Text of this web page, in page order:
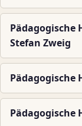
Pädagogische
Stefan Zweig
Pädagogische
Pädagogische